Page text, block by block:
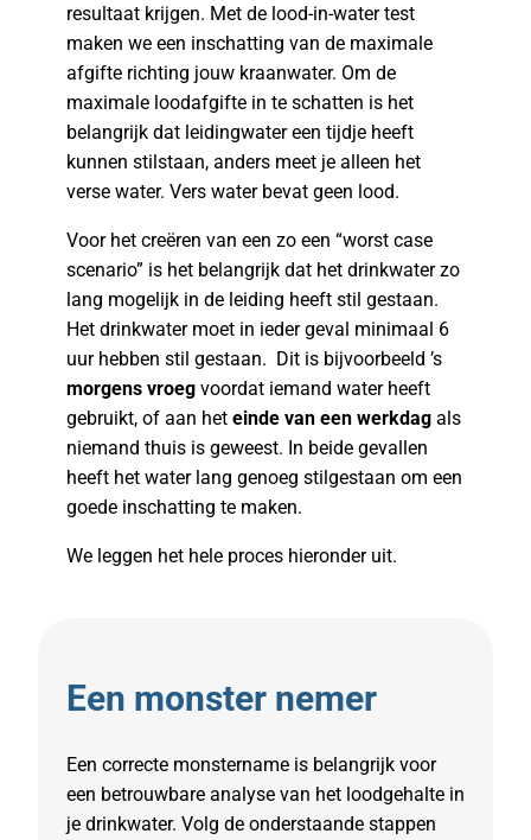
resultaat krijgen. Met de lood-in-water test
maken we een inschatting van de maximale
afgifte richting jouw kraanwater. Om de
maximale loodafgifte in te schatten is het
belangrijk dat leidingwater een tijdje heeft
kunnen stilstaan, anders meet je alleen het
verse water. Vers water bevat geen lood.
Voor het creëren van een zo een “worst case
scenario” is het belangrijk dat het drinkwater zo
lang mogelijk in de leiding heeft stil gestaan.
Het drinkwater moet in ieder geval minimaal 6
uur hebben stil gestaan. Dit is bijvoorbeeld ’s
morgens vroeg voordat iemand water heeft
gebruikt, of aan het einde van een werkdag als
niemand thuis is geweest. In beide gevallen
heeft het water lang genoeg stilgestaan om een
goede inschatting te maken.
We leggen het hele proces hieronder uit.
Een monster nemer
Een correcte monstername is belangrijk voor
een betrouwbare analyse van het loodgehalte in
je drinkwater. Volg de onderstaande stappen